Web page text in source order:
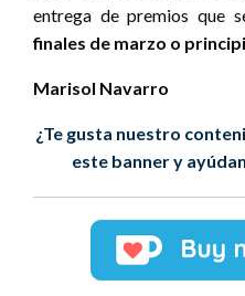
entrega de premios que
finales de marzo o
Marisol Navarro
¿Te gusta nuestro
este banner y